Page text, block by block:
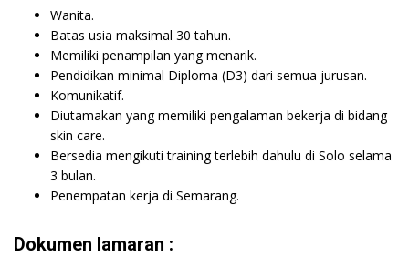
Wanita.
Batas usia maksimal 30 tahun.
Memiliki penampilan yang menarik.
Pendidikan minimal Diploma (D3) dari semua jurusan.
Komunikatif.
Diutamakan yang memiliki pengalaman bekerja di bidang
skin care.
Bersedia mengikuti training terlebih dahulu di Solo selama
3 bulan.
Penempatan kerja di Semarang.
Dokumen lamaran :